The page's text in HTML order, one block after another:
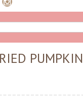
PUMPKIN